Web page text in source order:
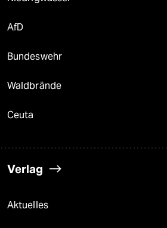
AfD
Bundeswehr
Waldbrände
Ceuta
Verlag
Aktuelles